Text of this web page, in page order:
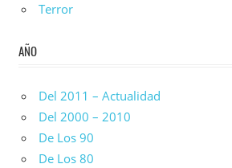
Terror
AÑO
Del 2011 – Actualidad
Del 2000 – 2010
De Los 90
De Los 80